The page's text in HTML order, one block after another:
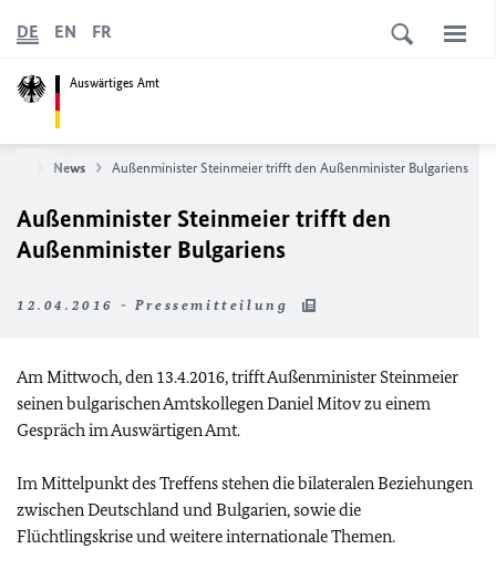
Auswärtiges Amt
DE EN FR
News Außenminister Steinmeier trifft den Außenminister Bulgariens
Außenminister Steinmeier trifft den
Außenminister Bulgariens
12.04.2016 - Pressemitteilung
Am Mittwoch, den 13.4.2016, trifft Außenminister Steinmeier
seinen bulgarischen Amtskollegen Daniel Mitov zu einem
Gespräch im Auswärtigen Amt.
Im Mittelpunkt des Treffens stehen die bilateralen Beziehungen
zwischen Deutschland und Bulgarien, sowie die
Flüchtlingskrise und weitere internationale Themen.